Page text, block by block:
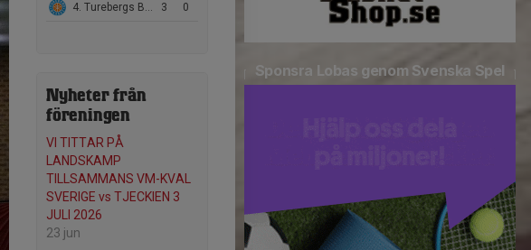
4. Turebergs Basketklubb 3 0
Nyheter från
föreningen
VI TITTAR PÅ
LANDSKAMP
TILLSAMMANS VM-KVAL
SVERIGE vs TJECKIEN 3
JULI 2026
23 jun
Sponsra Lobas genom Svenska Spel